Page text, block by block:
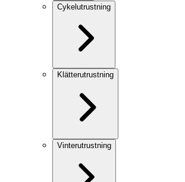
Cykelutrustning
Klätterutrustning
Vinterutrustning